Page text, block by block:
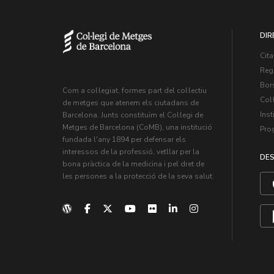
Com a col·legiat, formes part del col·lectiu
de metges que atenem els ciutadans de
Barcelona. Junts constituïm el Col·legi de
Metges de Barcelona (CoMB), una institució
fundada l'any 1894 per defensar els
interessos de la professió, vetllar per la
bona pràctica de la medicina i pel dret de
les persones a la protecció de la seva salut.